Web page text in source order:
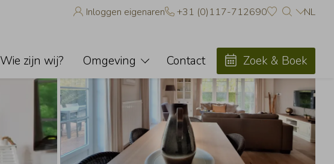
Inloggen eigenaren +31 (0)117-712690 NL
Wie zijn wij? Omgeving Contact Zoek & Boek